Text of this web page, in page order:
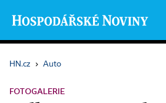
HN.cz › Auto
FOTOGALERIE